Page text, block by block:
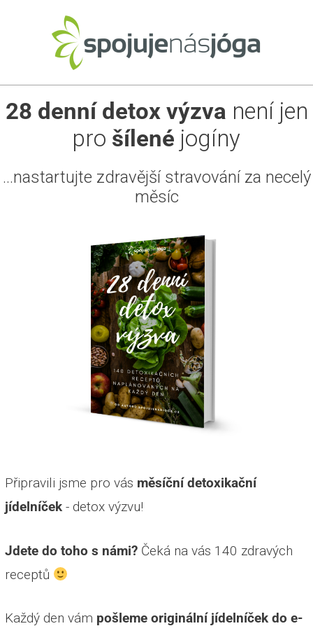
28 denní detox výzva není jen
pro šílené jogíny
...nastartujte zdravější stravování za necelý
měsíc
Připravili jsme pro vás měsíční detoxikační
jídelníček - detox výzvu!
Jdete do toho s námi? Čeká na vás 140 zdravých
receptů
Každý den vám pošleme originální jídelníček do e-